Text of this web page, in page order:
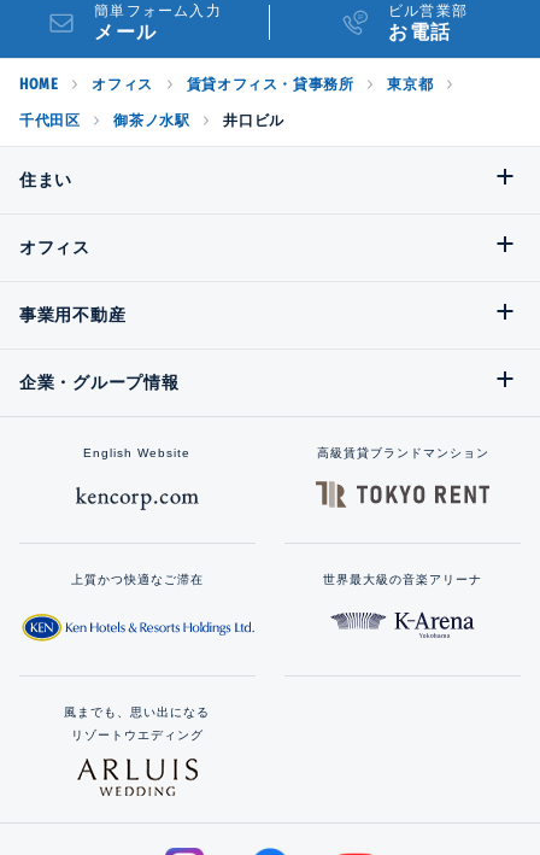
簡単フォーム入力
メール
ビル営業部
お電話
HOME オフィス 賃貸オフィス・貸事務所 東京都
千代田区 御茶ノ水駅 井口ビル
住まい
オフィス
事業用不動産
企業・グループ情報
English Website 高級賃貸ブランドマンション
上質かつ快適なご滞在 世界最大級の音楽アリーナ
風までも、思い出になる
リゾートウエディング